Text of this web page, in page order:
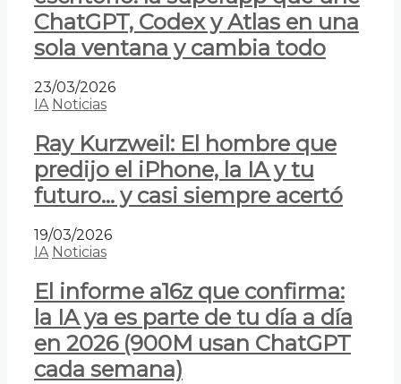
ChatGPT, Codex y Atlas en una
sola ventana y cambia todo
23/03/2026
IA Noticias
Ray Kurzweil: El hombre que
predijo el iPhone, la IA y tu
futuro… y casi siempre acertó
19/03/2026
IA Noticias
El informe a16z que confirma:
la IA ya es parte de tu día a día
en 2026 (900M usan ChatGPT
cada semana)